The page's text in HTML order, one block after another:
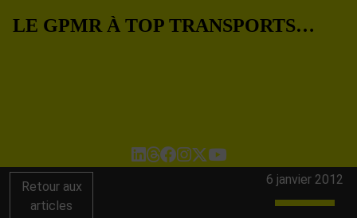
LE GPMR À TOP TRANSPORTS…
Retour aux
articles
6 janvier 2012